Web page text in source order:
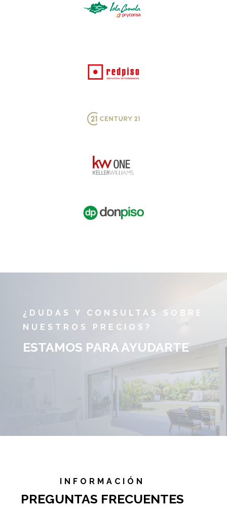
¿DUDAS Y CONSULTAS SOBRE
NUESTROS PRECIOS?
ESTAMOS PARA AYUDARTE
INFORMACIÓN
PREGUNTAS FRECUENTES